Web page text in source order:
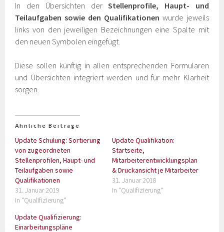
In den Übersichten derStellenprofile, Haupt- und
Teilaufgaben sowie den Qualifikationen wurde jeweils
links von den jeweiligen Bezeichnungen eine Spalte mit
den neuen Symbolen eingefügt.
Diese sollen künftig in allen entsprechenden Formularen
und Übersichten integriert werden und für mehr Klarheit
sorgen.
Ähnliche Beiträge
Update Schulung: Sortierung
von zugeordneten
Stellenprofilen, Haupt- und
Teilaufgaben sowie
Qualifikationen
31. Januar 2019
In "Qualifizierung"
Update Qualifikation:
Startseite,
Mitarbeiterentwicklungsplan
& Druckansicht je Mitarbeiter
31. Januar 2018
In "Qualifizierung"
Update Qualifizierung:
Einarbeitungspläne